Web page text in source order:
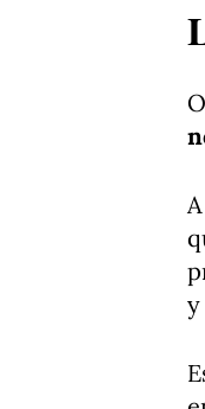
y